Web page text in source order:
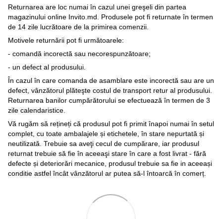
Returnarea are loc numai în cazul unei greşeli din partea
magazinului online Invito.md. Produsele pot fi returnate în termen
de 14 zile lucrătoare de la primirea comenzii.
Motivele returnării pot fi următoarele:
- comandă incorectă sau necorespunzătoare;
- un defect al produsului.
În cazul în care comanda de asamblare este incorectă sau are un
defect, vânzătorul plăteşte costul de transport retur al produsului.
Returnarea banilor cumpărătorului se efectuează în termen de 3
zile calendaristice.
Vă rugăm să rețineți că produsul pot fi primit înapoi numai în setul
complet, cu toate ambalajele și etichetele, în stare nepurtată și
neutilizată. Trebuie sa aveţi cecul de cumpărare, iar produsul
returnat trebuie să fie în aceeaşi stare în care a fost livrat - fără
defecte și deteriorări mecanice, produsul trebuie sa fie in aceeași
conditie astfel încât vânzătorul ar putea să-l întoarcă în comerț.